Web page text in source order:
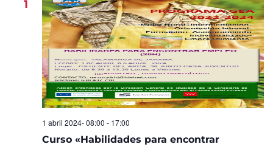
1
Curso «Habilidades para encontrar
1 abril 2024- 08:00 - 17:00